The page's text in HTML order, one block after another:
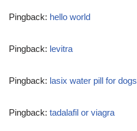
Pingback: hello world
Pingback: levitra
Pingback: lasix water pill for dogs
Pingback: tadalafil or viagra